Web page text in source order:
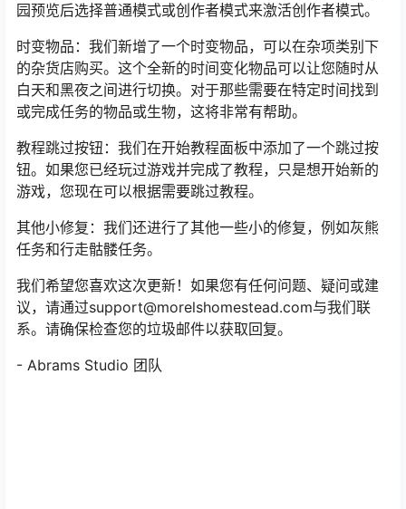
园预览后选择普通模式或创作者模式来激活创作者模式。
时变物品：我们新增了一个时变物品，可以在杂项类别下
的杂货店购买。这个全新的时间变化物品可以让您随时从
白天和黑夜之间进行切换。对于那些需要在特定时间找到
或完成任务的物品或生物，这将非常有帮助。
教程跳过按钮：我们在开始教程面板中添加了一个跳过按
钮。如果您已经玩过游戏并完成了教程，只是想开始新的
游戏，您现在可以根据需要跳过教程。
其他小修复：我们还进行了其他一些小的修复，例如灰熊
任务和行走骷髅任务。
我们希望您喜欢这次更新！如果您有任何问题、疑问或建
议，请通过support@morelshomestead.com与我们联
系。请确保检查您的垃圾邮件以获取回复。
- Abrams Studio 团队